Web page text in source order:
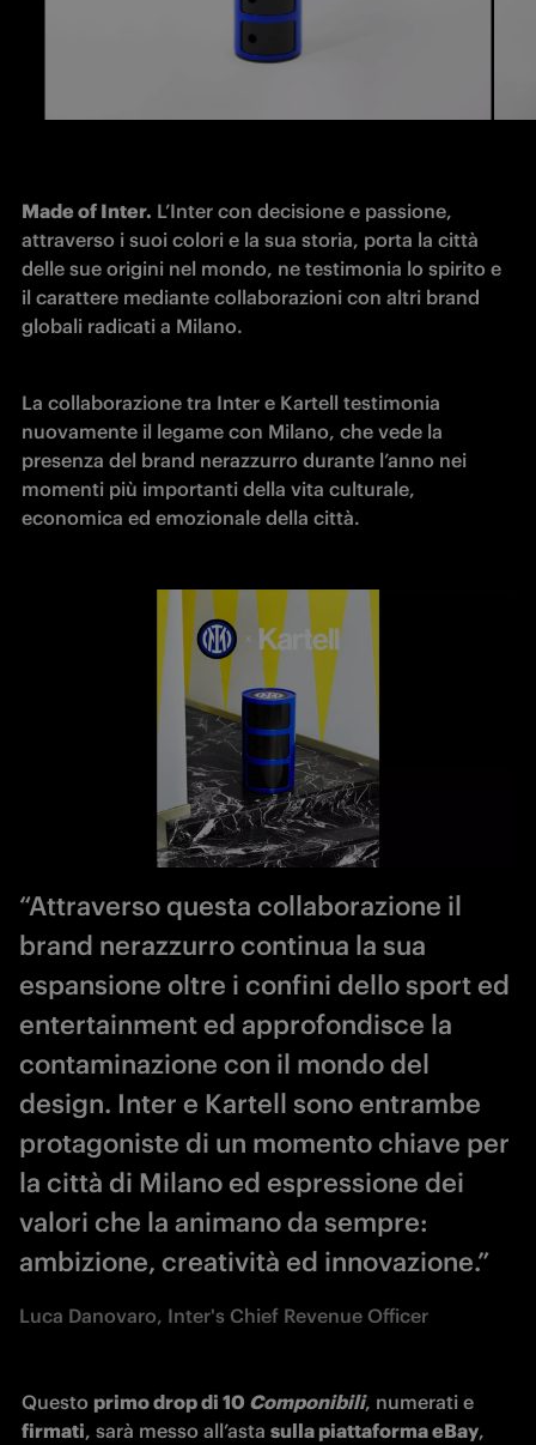
Made of Inter. L’Inter con decisione e passione,
attraverso i suoi colori e la sua storia, porta la città
delle sue origini nel mondo, ne testimonia lo spirito e
il carattere mediante collaborazioni con altri brand
globali radicati a Milano.
La collaborazione tra Inter e Kartell testimonia
nuovamente il legame con Milano, che vede la
presenza del brand nerazzurro durante l’anno nei
momenti più importanti della vita culturale,
economica ed emozionale della città.
“Attraverso questa collaborazione il
brand nerazzurro continua la sua
espansione oltre i confini dello sport ed
entertainment ed approfondisce la
contaminazione con il mondo del
design. Inter e Kartell sono entrambe
protagoniste di un momento chiave per
la città di Milano ed espressione dei
valori che la animano da sempre:
ambizione, creatività ed innovazione.”
Luca Danovaro, Inter's Chief Revenue Officer
Questo primo drop di 10 Componibili
firmati, sarà messo all’asta sulla piattaforma eBay